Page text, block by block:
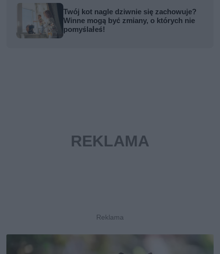
Twój kot nagle dziwnie się zachowuje?
Winne mogą być zmiany, o których nie
pomyślałeś!